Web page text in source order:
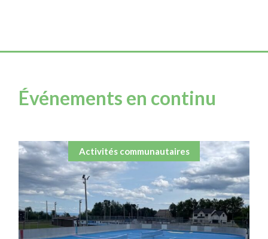
Événements en continu
Activités communautaires